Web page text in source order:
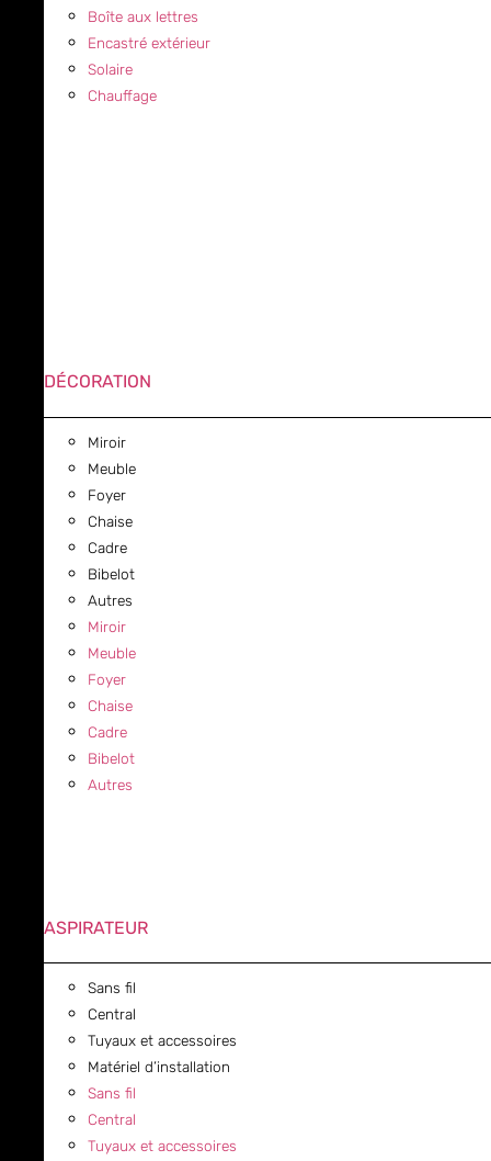
Boîte aux lettres
Encastré extérieur
Solaire
Chauffage
DÉCORATION
Miroir
Meuble
Foyer
Chaise
Cadre
Bibelot
Autres
Miroir
Meuble
Foyer
Chaise
Cadre
Bibelot
Autres
ASPIRATEUR
Sans fil
Central
Tuyaux et accessoires
Matériel d’installation
Sans fil
Central
Tuyaux et accessoires